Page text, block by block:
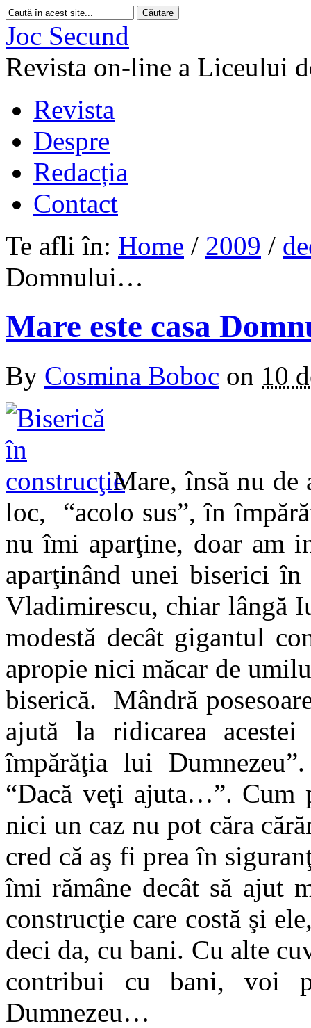
Joc Secund
Revista on-line a Liceului
Revista
Despre
Redacția
Contact
Te afli în: Home / 2009 /
Domnului…
Mare este casa
By Cosmina Boboc on 10
Mare, însă nu
loc, “acolo sus”, în
nu îmi aparţine, doar am
aparţinând unei biserici
Vladimirescu, chiar lângă
modestă decât gigantul
apropie nici măcar de
biserică. Mândră
ajută la ridicarea
împărăţia lui
“Dacă veţi ajuta…”. Cum
nici un caz nu pot căra
cred că aş fi prea în
îmi rămâne decât să ajut
construcţie care costă şi
deci da, cu bani. Cu alte
contribui cu bani, voi
Dumnezeu…